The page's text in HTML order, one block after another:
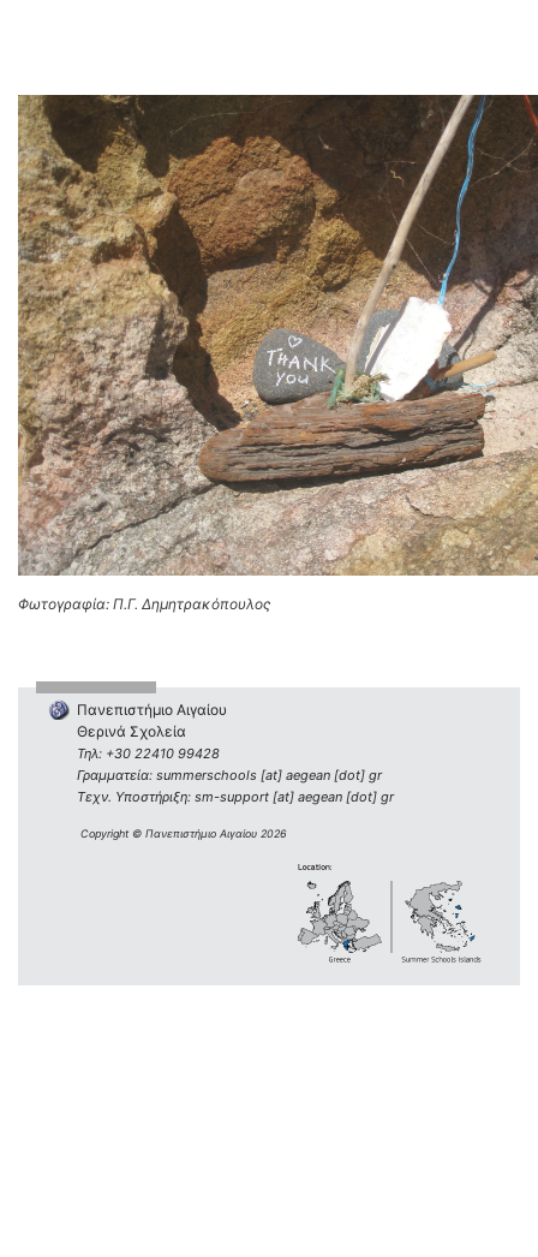
Φωτογραφία: Π.Γ. Δημητρακόπουλος
Πανεπιστήμιο Αιγαίου
Θερινά Σχολεία
Τηλ: +30 22410 99428
Γραμματεία: summerschools [at] aegean [dot] gr
Τεχν. Υποστήριξη: sm-support [at] aegean [dot] gr
Copyright © Πανεπιστήμιο Αιγαίου 2026